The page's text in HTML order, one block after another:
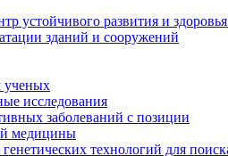
устойчивого развития и
зданий и сооружений
ученых
исследования
заболеваний с позиции
медицины
технологий для